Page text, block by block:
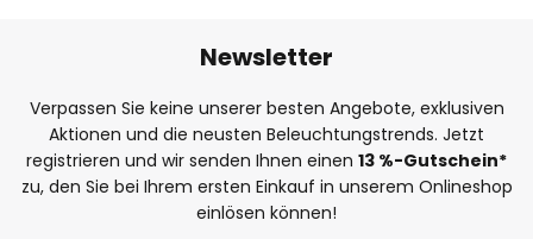
Newsletter
Verpassen Sie keine unserer besten Angebote, exklusiven
Aktionen und die neusten Beleuchtungstrends. Jetzt
registrieren und wir senden Ihnen einen 13 %-Gutschein*
zu, den Sie bei Ihrem ersten Einkauf in unserem Onlineshop
einlösen können!